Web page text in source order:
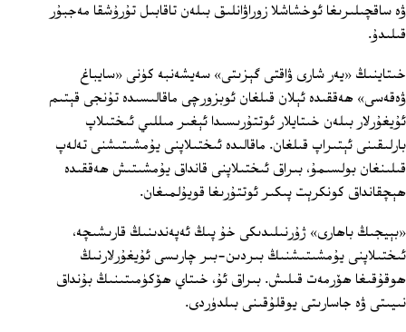
ۋە ساقچىلىرىغا ئوخشاشلا زوراۋانلىق بىلەن تاقابىل تۇرۇشقا مەجبۇر
قىلىدۇ.
خىتاينىڭ «يەر شارى ۋاقتى گېزىتى» سەيشەنبە كۈنى «سايباغ
ۋەقەسى» ھەققىدە ئېلان قىلغان ئوبزورچى ماقالىسىدە تۇنجى قېتىم
ئۇيغۇرلار بىلەن خىتايلار ئوتتۇرىسىدا ئېغىر مىللىي ئىختىلاپ
بارلىقىنى ئېتىراپ قىلغان. ماقالىدە ئىختىلاپنى يۇمشىتىشنى تەلەپ
قىلىنغان بولسىمۇ، بىراق ئىختىلاپنى قانداق يۇمشىتىش ھەققىدە
ھېچقانداق كونكرېت پىكىر ئوتتۇرىغا قويۇلمىغان.
«بېيجىڭ باھارى» ژۇرنىلىدىكى خۇ پىڭ ئەپەندىنىڭ قارىشىچە،
ئىختىلاپنى يۇمشىتىشنىڭ بىردىن-بىر چارىسى ئۇيغۇرلارنىڭ
ھوقۇقىغا ھۆرمەت قىلىش. بىراق ئۇ، خىتاي ھۆكۈمىتىنىڭ بۇنداق
نىيىتى ۋە جاسارىتى يوقلۇقىنى بىلدۈردى.